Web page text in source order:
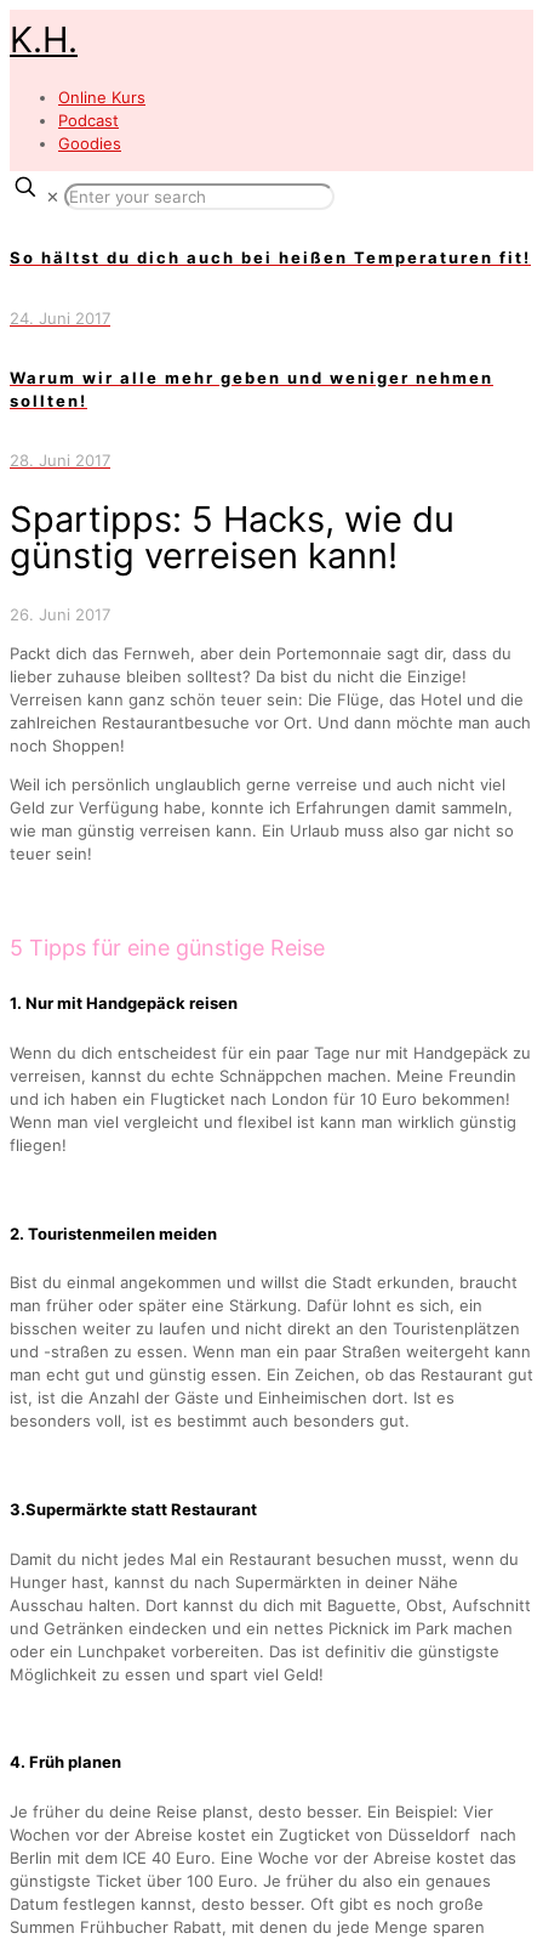
K.H.
Online Kurs
Podcast
Goodies
✕
So hältst du dich auch bei heißen Temperaturen fit!
24. Juni 2017
Warum wir alle mehr geben und weniger nehmen
sollten!
28. Juni 2017
Spartipps: 5 Hacks, wie du
günstig verreisen kann!
26. Juni 2017
Packt dich das Fernweh, aber dein Portemonnaie sagt dir, dass du
lieber zuhause bleiben solltest? Da bist du nicht die Einzige!
Verreisen kann ganz schön teuer sein: Die Flüge, das Hotel und die
zahlreichen Restaurantbesuche vor Ort. Und dann möchte man auch
noch Shoppen!
Weil ich persönlich unglaublich gerne verreise und auch nicht viel
Geld zur Verfügung habe, konnte ich Erfahrungen damit sammeln,
wie man günstig verreisen kann. Ein Urlaub muss also gar nicht so
teuer sein!
5 Tipps für eine günstige Reise
1. Nur mit Handgepäck reisen
Wenn du dich entscheidest für ein paar Tage nur mit Handgepäck zu
verreisen, kannst du echte Schnäppchen machen. Meine Freundin
und ich haben ein Flugticket nach London für 10 Euro bekommen!
Wenn man viel vergleicht und flexibel ist kann man wirklich günstig
fliegen!
2. Touristenmeilen meiden
Bist du einmal angekommen und willst die Stadt erkunden, braucht
man früher oder später eine Stärkung. Dafür lohnt es sich, ein
bisschen weiter zu laufen und nicht direkt an den Touristenplätzen
und -straßen zu essen. Wenn man ein paar Straßen weitergeht kann
man echt gut und günstig essen. Ein Zeichen, ob das Restaurant gut
ist, ist die Anzahl der Gäste und Einheimischen dort. Ist es
besonders voll, ist es bestimmt auch besonders gut.
3.Supermärkte statt Restaurant
Damit du nicht jedes Mal ein Restaurant besuchen musst, wenn du
Hunger hast, kannst du nach Supermärkten in deiner Nähe
Ausschau halten. Dort kannst du dich mit Baguette, Obst, Aufschnitt
und Getränken eindecken und ein nettes Picknick im Park machen
oder ein Lunchpaket vorbereiten. Das ist definitiv die günstigste
Möglichkeit zu essen und spart viel Geld!
4. Früh planen
Je früher du deine Reise planst, desto besser. Ein Beispiel: Vier
Wochen vor der Abreise kostet ein Zugticket von Düsseldorf nach
Berlin mit dem ICE 40 Euro. Eine Woche vor der Abreise kostet das
günstigste Ticket über 100 Euro. Je früher du also ein genaues
Datum festlegen kannst, desto besser. Oft gibt es noch große
Summen Frühbucher Rabatt, mit denen du jede Menge sparen